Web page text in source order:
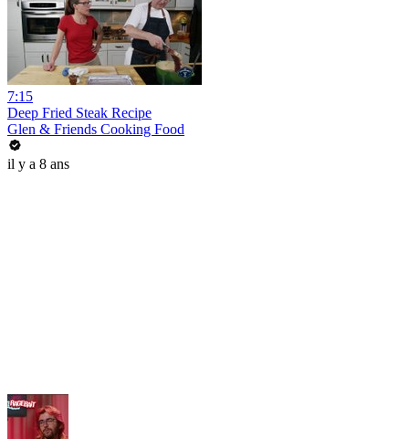
7:15
Deep Fried Steak Recipe
Glen & Friends Cooking Food
il y a 8 ans